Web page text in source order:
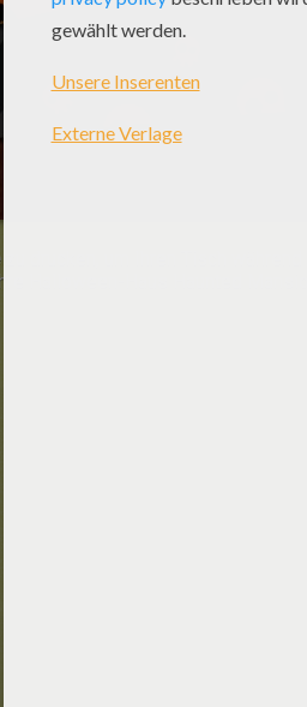
zu drucken, um Ihren Tisch während
Halloween-Haus Haunted Mansion